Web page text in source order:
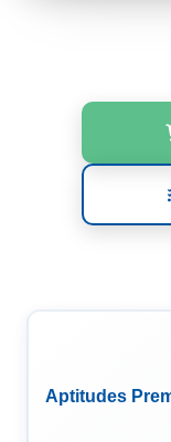
Aptitudes